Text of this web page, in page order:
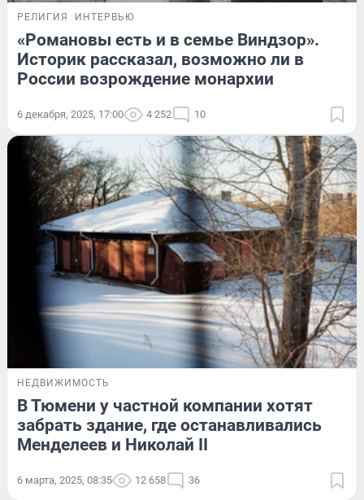
РЕЛИГИЯ ИНТЕРВЬЮ
«Романовы есть и в семье Виндзор».
Историк рассказал, возможно ли в
России возрождение монархии
6 декабря, 2025, 17:00 4 252 10
НЕДВИЖИМОСТЬ
В Тюмени у частной компании хотят
забрать здание, где останавливались
Менделеев и Николай II
6 марта, 2025, 08:35 12 658 36